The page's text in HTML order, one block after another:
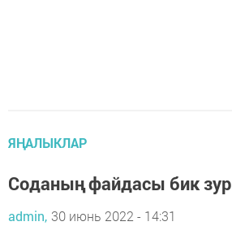
ЯҢАЛЫКЛАР
Соданың файдасы бик зур
admin, 30 июнь 2022 - 14:31